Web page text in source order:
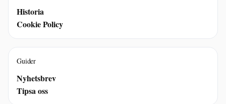
Historia
Cookie Policy
Guider
Nyhetsbrev
Tipsa oss